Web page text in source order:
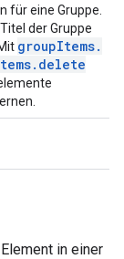
für eine Gruppe.
der Gruppe
groupItems.
. delete
in einer